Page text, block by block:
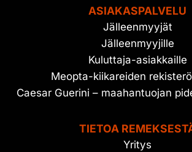
ASIAKASPALVELU
Jälleenmyyjät
Jälleenmyyjille
Kuluttaja-asiakkaille
Meopta-kiikareiden
Caesar Guerini – maahantuojan
TIETOA
Yritys